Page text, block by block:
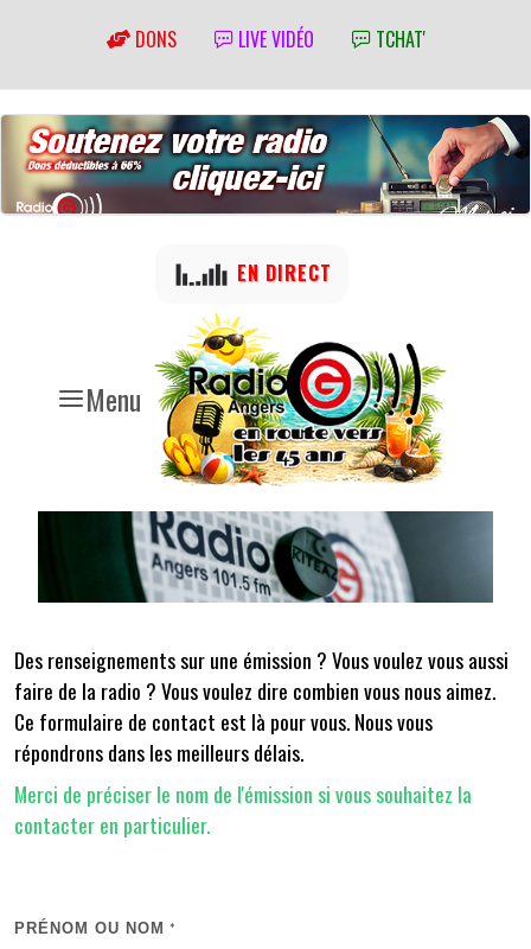
DONS LIVE VIDÉO TCHAT'
Menu
EN DIRECT
Des renseignements sur une émission ? Vous voulez vous aussi
faire de la radio ? Vous voulez dire combien vous nous aimez.
Ce formulaire de contact est là pour vous. Nous vous
répondrons dans les meilleurs délais.
Merci de préciser le nom de l'émission si vous souhaitez la
contacter en particulier.
PRÉNOM OU NOM *